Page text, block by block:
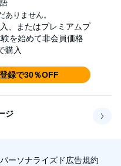
ありません。
、またはプレミアムプ
を始めて非会員価格
購入
録で30％OFF
ジ
パーソナライズド広告規約